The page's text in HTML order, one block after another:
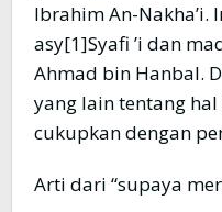
Ibrahim An-Nakha’i.
asy[1]Syafi ’i dan
Ahmad bin Hanbal.
yang lain tentang
cukupkan dengan
Arti dari “supaya